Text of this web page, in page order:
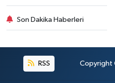
Son Dakika Haberleri
RSS Copyright